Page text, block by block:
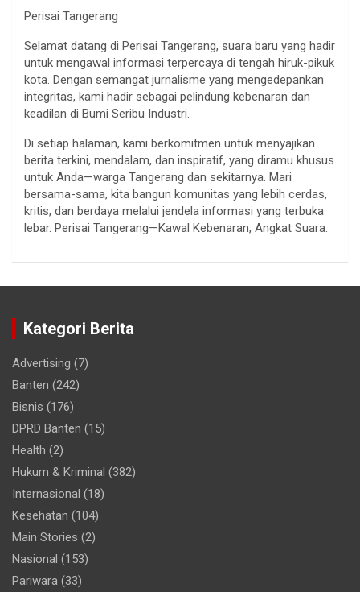
Perisai Tangerang
Selamat datang di Perisai Tangerang, suara baru yang hadir
untuk mengawal informasi terpercaya di tengah hiruk-pikuk
kota. Dengan semangat jurnalisme yang mengedepankan
integritas, kami hadir sebagai pelindung kebenaran dan
keadilan di Bumi Seribu Industri.
Di setiap halaman, kami berkomitmen untuk menyajikan
berita terkini, mendalam, dan inspiratif, yang diramu khusus
untuk Anda—warga Tangerang dan sekitarnya. Mari
bersama-sama, kita bangun komunitas yang lebih cerdas,
kritis, dan berdaya melalui jendela informasi yang terbuka
lebar. Perisai Tangerang—Kawal Kebenaran, Angkat Suara.
Kategori Berita
Advertising (7)
Banten (242)
Bisnis (176)
DPRD Banten (15)
Health (2)
Hukum & Kriminal (382)
Internasional (18)
Kesehatan (104)
Main Stories (2)
Nasional (153)
Pariwara (33)